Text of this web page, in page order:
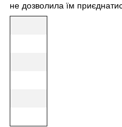
не дозволила їм